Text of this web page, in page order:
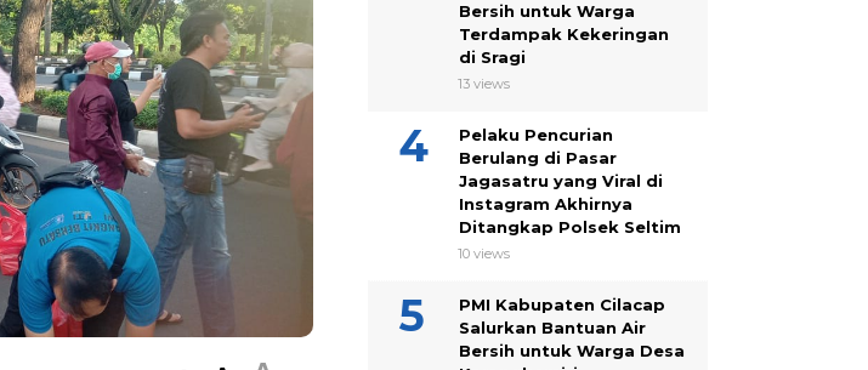
Bersih untuk Warga
Terdampak Kekeringan
di Sragi
13 views
Pelaku Pencurian
Berulang di Pasar
Jagasatru yang Viral di
Instagram Akhirnya
Ditangkap Polsek Seltim
10 views
PMI Kabupaten Cilacap
Salurkan Bantuan Air
Bersih untuk Warga Desa